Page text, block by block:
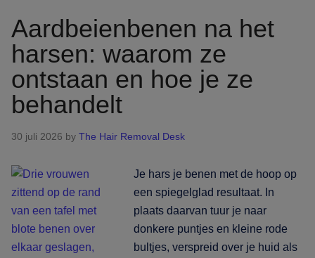
nagels
en
beauty
boeken
Aardbeienbenen na het
harsen: waarom ze
ontstaan en hoe je ze
behandelt
30 juli 2026 by The Hair Removal Desk
Je hars je benen met de hoop op
een spiegelglad resultaat. In
plaats daarvan tuur je naar
donkere puntjes en kleine rode
bultjes, verspreid over je huid als